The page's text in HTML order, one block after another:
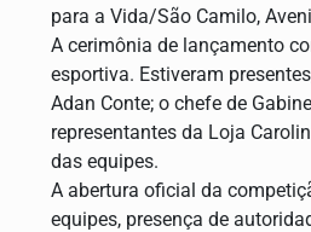
para a Vida/São Camilo,
A cerimônia de lançamento
esportiva. Estiveram
Adan Conte; o chefe de
representantes da Loja
das equipes.
A abertura oficial da
equipes, presença de